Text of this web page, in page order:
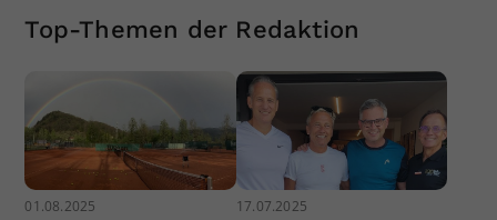
Top-Themen der Redaktion
01.08.2025 17.07.2025